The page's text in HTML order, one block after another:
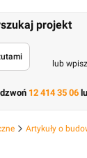
projekt
lub
12 414 35 06
Artykuły o